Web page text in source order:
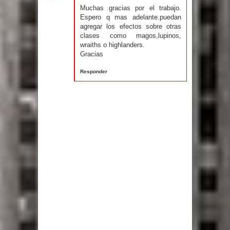
Muchas gracias por el trabajo.
Espero q mas adelante.puedan
agregar los efectos sobre otras
clases como magos,lupinos,
wraiths o highlanders.
Gracias
Responder